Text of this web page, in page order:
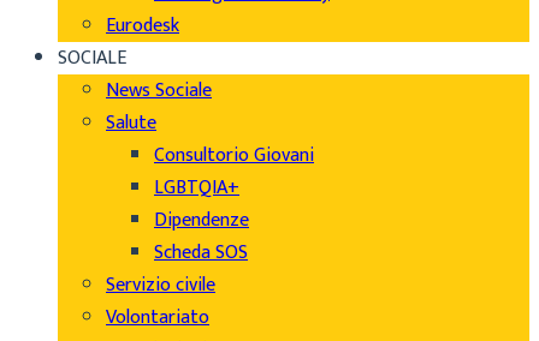
Eurodesk
SOCIALE
News Sociale
Salute
Consultorio Giovani
LGBTQIA+
Dipendenze
Scheda SOS
Servizio civile
Volontariato